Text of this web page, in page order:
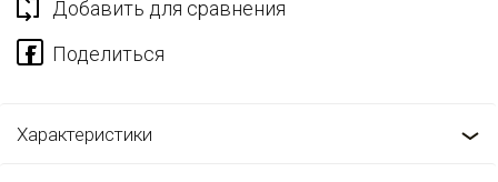
Добавить для сравнения
Характеристики